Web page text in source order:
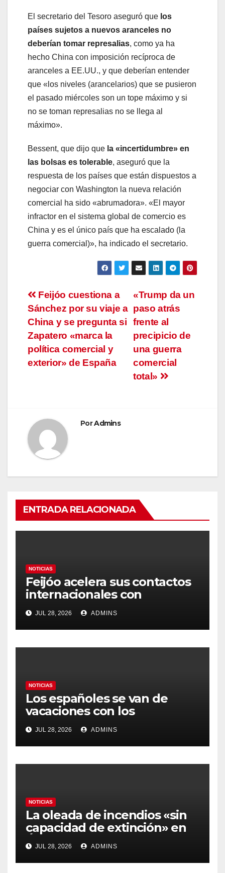
El secretario del Tesoro aseguró que los
países sujetos a nuevos aranceles no
deberían tomar represalias, como ya ha
hecho China con imposición recíproca de
aranceles a EE.UU., y que deberían entender
que «los niveles (arancelarios) que se pusieron
el pasado miércoles son un tope máximo y si
no se toman represalias no se llega al
máximo».
Bessent, que dijo que la «incertidumbre» en
las bolsas es tolerable, aseguró que la
respuesta de los países que están dispuestos a
negociar con Washington la nueva relación
comercial ha sido «abrumadora». «El mayor
infractor en el sistema global de comercio es
China y es el único país que ha escalado (la
guerra comercial)», ha indicado el secretario.
Navegación
de
entradas
«Trump da un
paso atrás
frente al
precipicio de
una guerra
comercial
total»
Feijóo cuestiona a
Sánchez por su viaje a
China y se pregunta si
Zapatero «marca la
política comercial y
exterior» de España
PorAdmins
ENTRADA RELACIONADA
NOTICIAS
Feijóo acelera sus contactos
internacionales con
Latinoamérica como socio
prioritario en su agenda de
gobierno
JUL 28, 2026 ADMINS
NOTICIAS
Los españoles se van de
vacaciones con los
carburantes hasta un 21%
más caros que el año pasado
y los hoteles disparados
JUL 28, 2026 ADMINS
NOTICIAS
La oleada de incendios «sin
capacidad de extinción» en
Ávila y al oeste de Madrid
obliga a declarar la
emergencia nacional
JUL 28, 2026 ADMINS